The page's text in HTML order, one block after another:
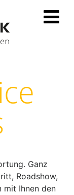
Ganz
Roadshow,
mit Ihnen den